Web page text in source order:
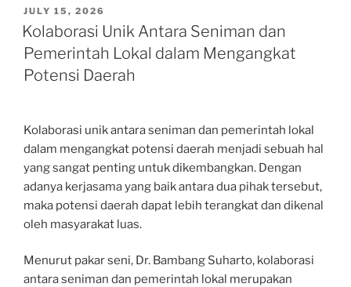
POSTED
ON
JULY 15, 2026
Kolaborasi Unik Antara Seniman dan
Pemerintah Lokal dalam Mengangkat
Potensi Daerah
Kolaborasi unik antara seniman dan pemerintah lokal
dalam mengangkat potensi daerah menjadi sebuah hal
yang sangat penting untuk dikembangkan. Dengan
adanya kerjasama yang baik antara dua pihak tersebut,
maka potensi daerah dapat lebih terangkat dan dikenal
oleh masyarakat luas.
Menurut pakar seni, Dr. Bambang Suharto, kolaborasi
antara seniman dan pemerintah lokal merupakan